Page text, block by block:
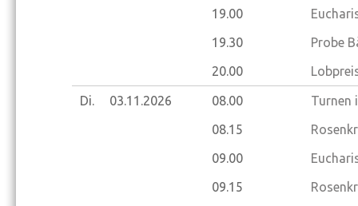
19.00
19.30
Probe
20.00
Di. 03.11.2026 08.00
Turnen
08.15
09.00
09.15